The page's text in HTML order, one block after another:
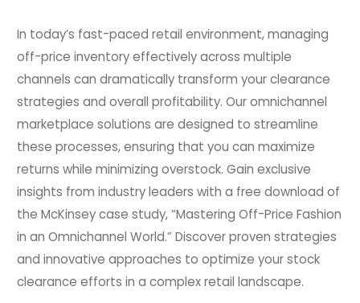
In today’s fast-paced retail environment, managing
off-price inventory effectively across multiple
channels can dramatically transform your clearance
strategies and overall profitability. Our omnichannel
marketplace solutions are designed to streamline
these processes, ensuring that you can maximize
returns while minimizing overstock. Gain exclusive
insights from industry leaders with a free download of
the McKinsey case study, “Mastering Off-Price Fashion
in an Omnichannel World.” Discover proven strategies
and innovative approaches to optimize your stock
clearance efforts in a complex retail landscape.